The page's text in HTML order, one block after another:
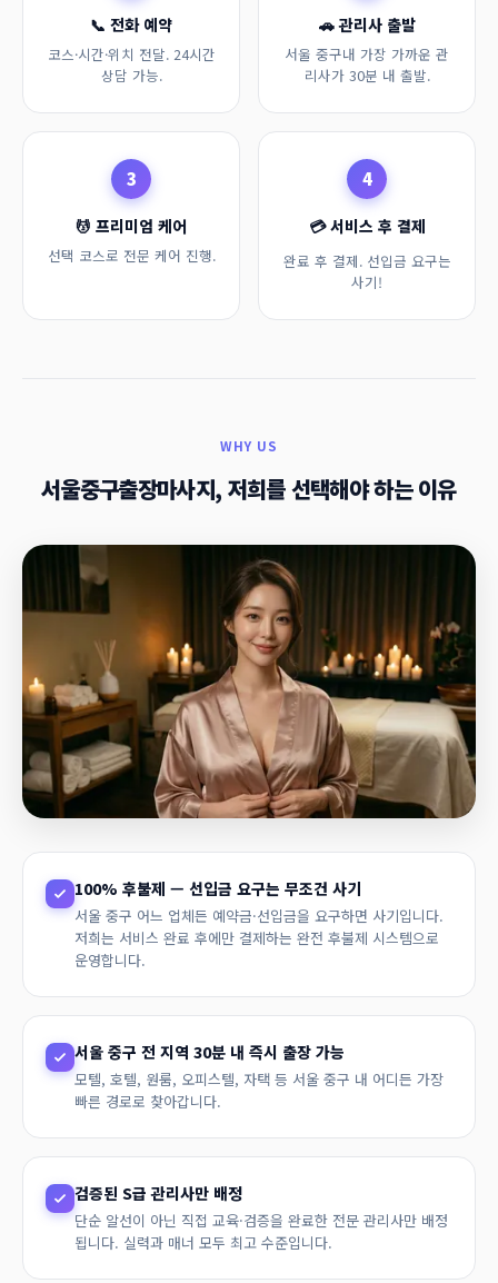
📞 전화 예약
코스·시간·위치 전달. 24시간
상담 가능.
🚗 관리사 출발
서울 중구내 가장 가까운 관
리사가 30분 내 출발.
3
💆 프리미엄 케어
선택 코스로 전문 케어 진행.
4
💳 서비스 후 결제
완료 후 결제. 선입금 요구는
사기!
WHY US
서울중구출장마사지, 저희를 선택해야 하는 이유
100% 후불제 — 선입금 요구는 무조건 사기
서울 중구 어느 업체든 예약금·선입금을 요구하면 사기입니다.
저희는 서비스 완료 후에만 결제하는 완전 후불제 시스템으로
운영합니다.
서울 중구 전 지역 30분 내 즉시 출장 가능
모텔, 호텔, 원룸, 오피스텔, 자택 등 서울 중구 내 어디든 가장
빠른 경로로 찾아갑니다.
검증된 S급 관리사만 배정
단순 알선이 아닌 직접 교육·검증을 완료한 전문 관리사만 배정
됩니다. 실력과 매너 모두 최고 수준입니다.